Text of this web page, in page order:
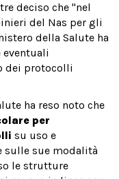
deciso che "nel
del Nas per gli
della Salute ha
dei protocolli
ha reso noto che
per
su uso e
sulle sue modalità
le strutture